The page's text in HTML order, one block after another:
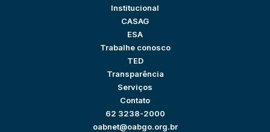
Institucional
CASAG
ESA
Trabalhe conosco
TED
Transparência
Serviços
Contato
62 3238-2000
oabnet@oabgo.org.br